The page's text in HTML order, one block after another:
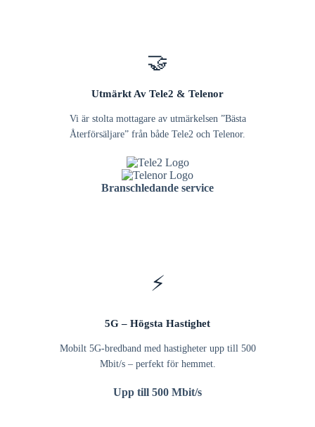
🤝
Utmärkt Av Tele2 & Telenor
Vi är stolta mottagare av utmärkelsen ”Bästa
Återförsäljare” från både Tele2 och Telenor.
Branschledande service
⚡
5G – Högsta Hastighet
Mobilt 5G-bredband med hastigheter upp till 500
Mbit/s – perfekt för hemmet.
Upp till 500 Mbit/s